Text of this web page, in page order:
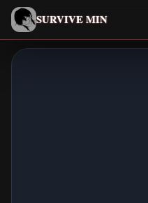
SURVIVE MIN
简体中文